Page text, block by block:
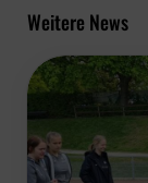
Weitere News